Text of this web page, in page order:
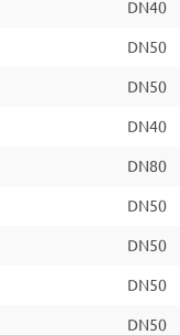
DN40
DN50
DN50
DN40
DN80
DN50
DN50
DN50
DN50